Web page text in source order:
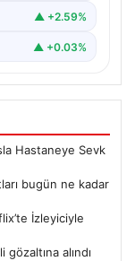
▲ +2.59%
▲ +0.03%
Hastaneye Sevk
bugün ne kadar
İzleyiciyle
alındı